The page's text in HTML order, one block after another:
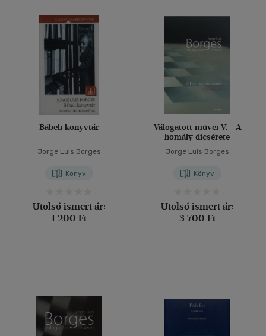
Bábeli könyvtár
Jorge Luis Borges
Könyv
Utolsó ismert ár:
1 200 Ft
Válogatott művei V. - A
homály dicsérete
Jorge Luis Borges
Könyv
Utolsó ismert ár:
3 700 Ft